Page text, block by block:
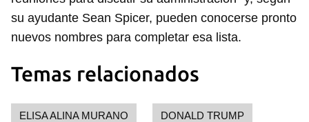
su ayudante Sean Spicer, pueden conocerse pronto
nuevos nombres para completar esa lista.
Temas relacionados
ELISA ALINA MURANO DONALD TRUMP